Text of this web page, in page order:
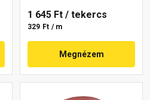
1 645 Ft / tekercs
329 Ft / m
Megnézem